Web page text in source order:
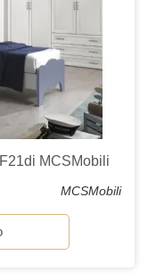
MCSMobili
MCSMobili